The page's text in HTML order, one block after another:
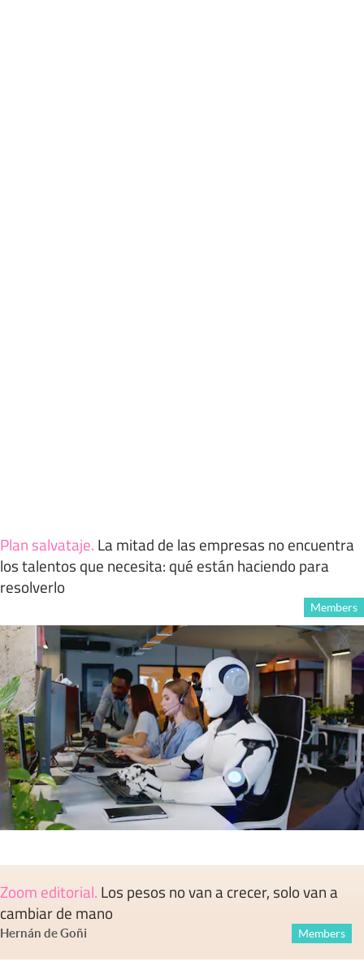
Plan salvataje. La mitad de las empresas no encuentra
los talentos que necesita: qué están haciendo para
resolverlo
Members
Zoom editorial. Los pesos no van a crecer, solo van a
cambiar de mano
Hernán de Goñi Members